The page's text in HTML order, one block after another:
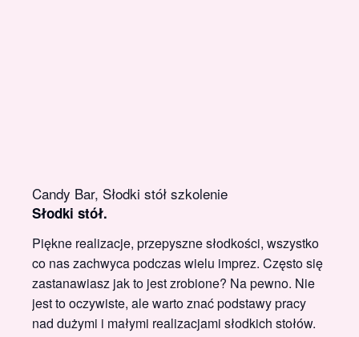
Candy Bar, Słodki stół szkolenie
Słodki stół.
Piękne realizacje, przepyszne słodkości, wszystko
co nas zachwyca podczas wielu imprez. Często się
zastanawiasz jak to jest zrobione? Na pewno. Nie
jest to oczywiste, ale warto znać podstawy pracy
nad dużymi i małymi realizacjami słodkich stołów.